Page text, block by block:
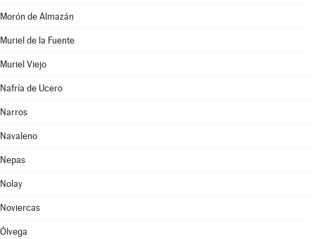
Morón de Almazán
Muriel de la Fuente
Muriel Viejo
Nafría de Ucero
Narros
Navaleno
Nepas
Nolay
Noviercas
Ólvega